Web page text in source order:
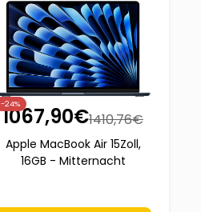
-24%
1067,90€1410,76€
Apple MacBook Air 15Zoll,
16GB - Mitternacht